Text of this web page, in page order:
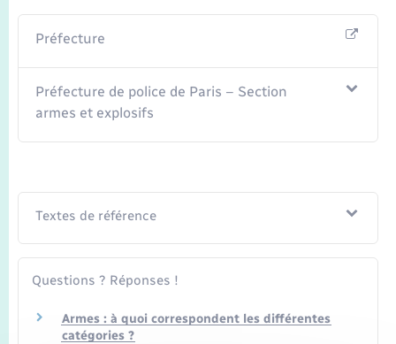
Préfecture
Préfecture de police de Paris – Section
armes et explosifs
Textes de référence
Questions ? Réponses !
Armes : à quoi correspondent les différentes
catégories ?